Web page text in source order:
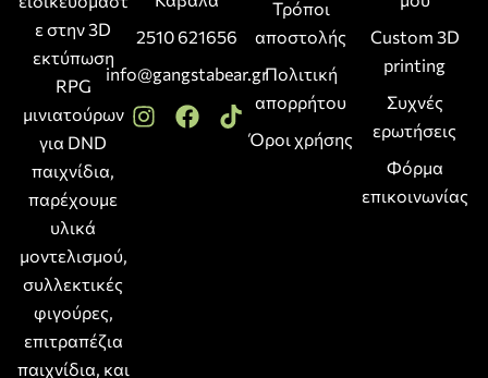
ε στην 3D
εκτύπωση
RPG
μινιατούρων
για DND
παιχνίδια,
παρέχουμε
υλικά
μοντελισμού,
συλλεκτικές
φιγούρες,
επιτραπέζια
παιχνίδια, και
2510 621656
info@gangstabear.gr
Τρόποι
αποστολής
Πολιτική
απορρήτου
Όροι χρήσης
Custom 3D
printing
Συχνές
ερωτήσεις
Φόρμα
επικοινωνίας